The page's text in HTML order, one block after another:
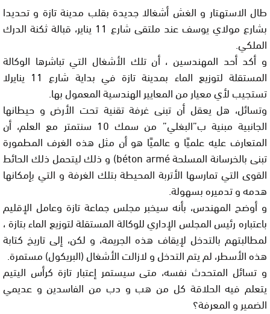
طال الاستهتار و الغش أشغالا جديدة بقلب مدينة تازة و تحديدا
بشارع مولاي يوسف عند ملتقى شارع 11 يناير، قبالة ثكنة الدرك
الملكي.
و أكد أحد المهندسين ، أن تلك الأشغال التي تباشرها الوكالة
المستقلة لتوزيع الماء بمدينة تازة في بداية شارع 11 ينايرلا
تستجيب لأي معيار من المعايير الهندسية المعمول بها.
وتسائل، هل يعقل أن تبنى غرفة تقنية تحت الأرض و حيطانها
الجانبية مبنية ب”البغلي” من سمك 10 سنتمتر مع العلم، أن
المتعارف عليه علميًا و عالميًا هو أن مثل هذه الغرف المطمورة
تبنى بالخرسانة المسلحة béton armé) و ذلك ليتحمل ذلك الحائط
القوى التي تمارسها الأتربة المحيطة بتلك الغرفة و التي بإمكانها
هدمه و تدميره بسهولة.
و أوضح المهندس، بأنه سيخبر مجلس جماعة تازة وعامل الإقليم
باعتباره رئيس المجلس الإداري للوكالة المستقلة لتوزيع الماء بتازة ،
لمطالبتهم بالتدخل لإيقاف هذه الجريمة، و لكن، إلى تاريخ كتابة
هذه الأسطر، لم يتم التدخل و لازالت الأشغال (البريكول) مستمرة.
و تسائل المتحدث نفسه، متى سيستمر إعتبار تازة كرأس اليتيم
يتعلم فيه الحلاقة كل من هب و دب من الفاسدين و عديمي
الضمير و المعرفة؟